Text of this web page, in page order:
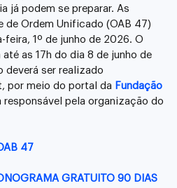
já podem se preparar. As
de Ordem Unificado (OAB 47)
feira, 1º de junho de 2026. O
as 17h do dia 8 de junho de
ser realizado
por meio do portal da Fundação
responsável pela organização do
47
GRATUITO 90 DIAS